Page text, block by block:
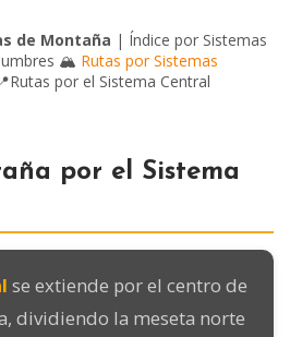
de Montaña | Índice por Sistemas
🏔️ Rutas por Sistemas
por el Sistema Central
por el Sistema
se extiende por el centro de
dividiendo la meseta norte